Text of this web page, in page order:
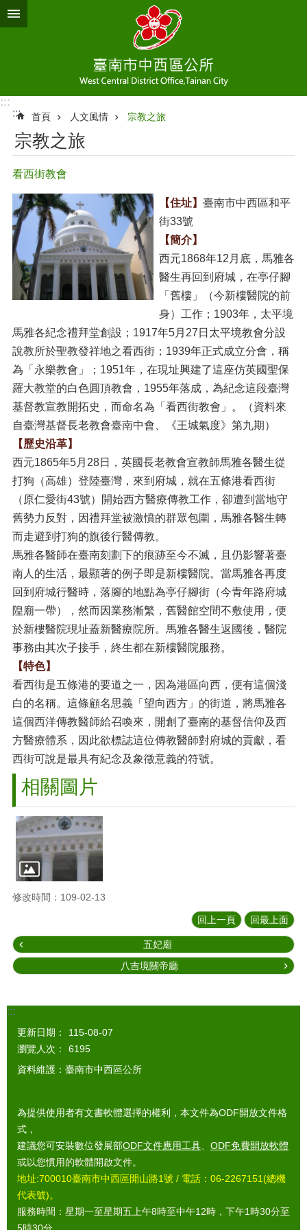
跳到主要內容區塊
:::
:::
首頁 人文風情 宗教之旅
宗教之旅
看西街教會
【住址】 臺南市中西區和平
街33號
【簡介】
西元1868年12月底，馬雅各
醫生再回到府城，在亭仔腳
「舊樓」（今新樓醫院的前
身）工作；1903年，太平境
馬雅各紀念禮拜堂創設；1917年5月27日太平境教會分設
說教所於聖教發祥地之看西街；1939年正式成立分會，稱
為「永樂教會」；1951年，在現址興建了這座仿英國聖保
羅大教堂的白色圓頂教會，1955年落成，為紀念這段臺灣
基督教宣教開拓史，而命名為「看西街教會」。（資料來
自臺灣基督長老教會臺南中會、《王城氣度》第九期）
【歷史沿革】
西元1865年5月28日，英國長老教會宣教師馬雅各醫生從
打狗（高雄）登陸臺灣，來到府城，就在五條港看西街
（原仁愛街43號）開始西方醫療傳教工作，卻遭到當地守
舊勢力反對，因禮拜堂被激憤的群眾包圍，馬雅各醫生轉
而走避到打狗的旗後行醫傳教。
馬雅各醫師在臺南刻劃下的痕跡至今不滅，且仍影響著臺
南人的生活，最顯著的例子即是新樓醫院。當馬雅各再度
回到府城行醫時，落腳的地點為亭仔腳街（今青年路府城
隍廟一帶），然而因業務漸繁，舊醫館空間不敷使用，便
於新樓醫院現址蓋新醫療院所。馬雅各醫生返國後，醫院
事務由其次子接手，終生都在新樓醫院服務。
【特色】
看西街是五條港的要道之一，因為港區向西，便有這個淺
白的名稱。這條顧名思義「望向西方」的街道，將馬雅各
這個西洋傳教醫師給召喚來，開創了臺南的基督信仰及西
方醫療體系，因此欲標誌這位傳教醫師對府城的貢獻，看
西街可說是最具有紀念及象徵意義的符號。
相關圖片
修改時間：109-02-13
回上一頁 回最上面
五妃廟
八吉境關帝廳
:::
更新日期：
115-08-07
瀏覽人次：
6195
資料維護：臺南市中西區公所
為提供使用者有文書軟體選擇的權利，本文件為ODF開放文件格
式，
建議您可安裝數位發展部ODF文件應用工具
ODF免費開放軟體
或以您慣用的軟體開啟文件。
地址:700010臺南市中西區開山路1號 / 電話：06-2267151(總機
代表號)。
服務時間：星期一至星期五上午8時至中午12時，下午1時30分至
5時30分。